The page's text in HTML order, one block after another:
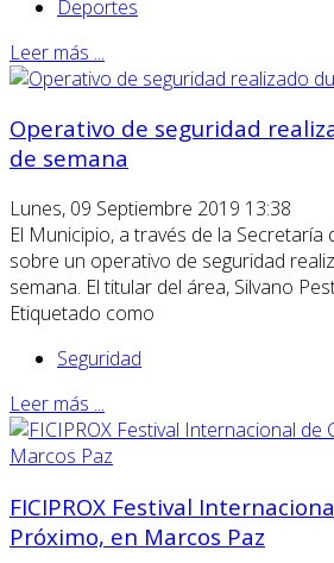
Deportes
Leer más ...
Operativo de seguridad
de semana
Lunes, 09 Septiembre 2019 13:38
El Municipio, a través de la Secretaría
sobre un operativo de seguridad
semana. El titular del área, Silvano
Etiquetado como
Seguridad
Leer más ...
FICIPROX Festival
Próximo, en Marcos Paz